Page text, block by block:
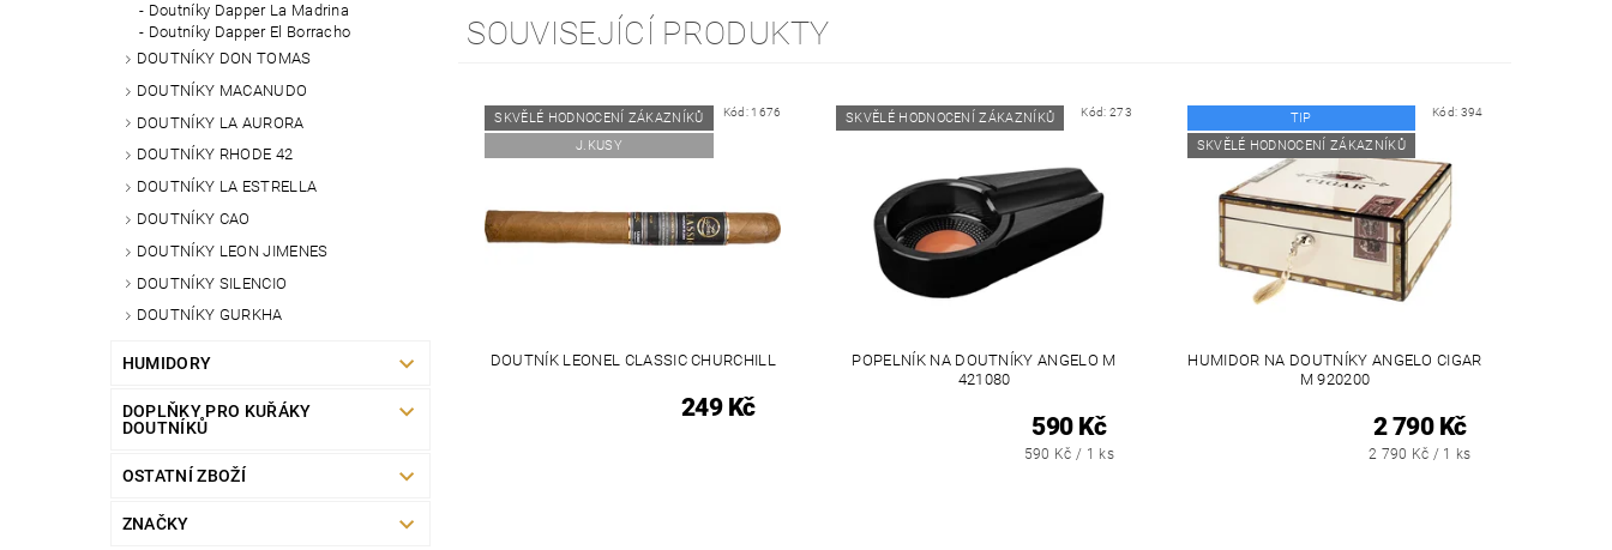
Doutníky Dapper La Madrina
Doutníky Dapper El Borracho
DOUTNÍKY DON TOMAS
DOUTNÍKY MACANUDO
DOUTNÍKY LA AURORA
DOUTNÍKY RHODE 42
DOUTNÍKY LA ESTRELLA
DOUTNÍKY CAO
DOUTNÍKY LEON JIMENES
DOUTNÍKY SILENCIO
DOUTNÍKY GURKHA
HUMIDORY
DOPLŇKY PRO KUŘÁKY
DOUTNÍKŮ
OSTATNÍ ZBOŽÍ
ZNAČKY
SOUVISEJÍCÍ PRODUKTY
SKVĚLÉ HODNOCENÍ ZÁKAZNÍKŮ
J.KUSY
Kód: 1676
DOUTNÍK LEONEL CLASSIC CHURCHILL
249 Kč
SKVĚLÉ HODNOCENÍ ZÁKAZNÍKŮ Kód:273
POPELNÍK NA DOUTNÍKY ANGELO M
421080
590 Kč
590 Kč / 1 ks
TIP
SKVĚLÉ HODNOCENÍ ZÁKAZNÍKŮ
Kód: 394
HUMIDOR NA DOUTNÍKY ANGELO CIGAR
M 920200
2 790 Kč
2 790 Kč / 1 ks